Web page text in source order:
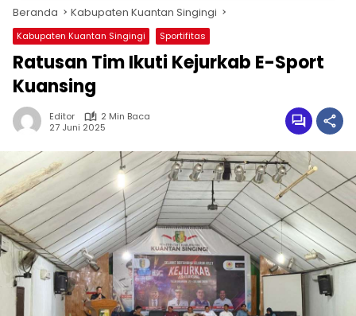
Beranda Kabupaten Kuantan Singingi
Kabupaten Kuantan Singingi Sportifitas
Ratusan Tim Ikuti Kejurkab E-Sport
Kuansing
Editor
2 Min Baca
27 Juni 2025